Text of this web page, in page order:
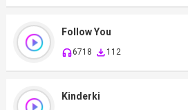
Follow You
6718 112
Kinderki